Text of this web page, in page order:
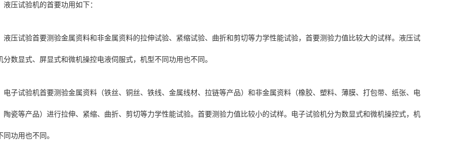
液压试验机的首要功用如下：
液压试验首要测验金属资料和非金属资料的拉伸试验、紧缩试验、曲折和剪切等力学性能试验，首要测验力值比较大的试样。液压试
分数显式、屏显式和微机操控电液伺服式，机型不同功用也不同。
电子试验机首要测验金属资料（铁丝、铜丝、铁线、金属线材、拉链等产品）和非金属资料（橡胶、塑料、薄膜、打包带、纸张、电
陶瓷等产品）进行拉伸、紧缩、曲折、剪切等力学性能试验。首要测验力值比较小的试样。电子试验机分为数显式和微机操控式，机
同功用也不同。